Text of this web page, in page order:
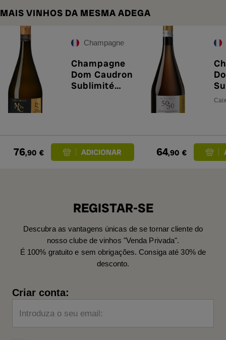
MAIS VINHOS DA MESMA ADEGA
Champagne
Champagne
Dom Caudron
Sublimité
76,90 € 64,90 €
REGISTAR-SE
Descubra as vantagens únicas de se tornar cliente do
nosso clube de vinhos "Venda Privada".
É 100% gratuito e sem obrigações. Consiga até 30% de
desconto.
Criar conta:
Introduza o seu email: